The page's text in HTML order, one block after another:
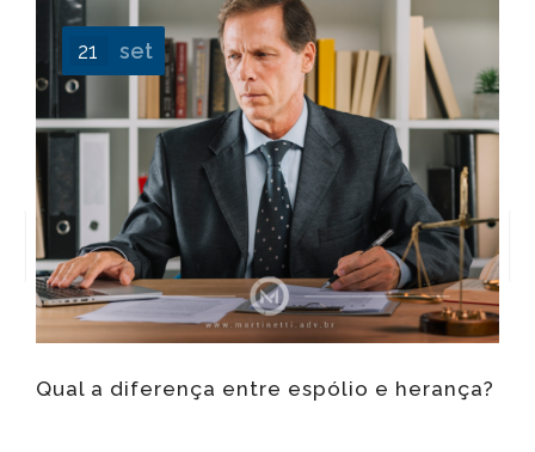
Qual a diferença entre espólio e herança?
21 set